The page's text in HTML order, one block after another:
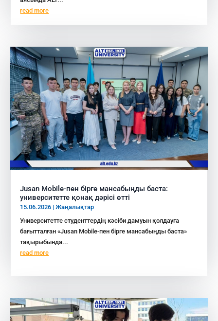
read more
Jusan Mobile-пен бірге мансабыңды баста:
университетте қонақ дәрісі өтті
15.06.2026 |Жаңалықтар
Университетте студенттердің кәсіби дамуын қолдауға
бағытталған «Jusan Mobile-пен бірге мансабыңды баста»
тақырыбында...
read more